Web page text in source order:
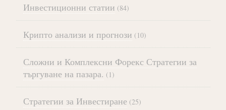
Инвестиционни статии (84)
Крипто анализи и прогнози (10)
Сложни и Комплексни Форекс Стратегии за
търгуване на пазара. (1)
Стратегии за Инвестиране (25)